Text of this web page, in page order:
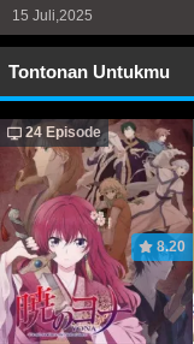
15 Juli,2025
Tontonan Untukmu
24 Episode
8.20